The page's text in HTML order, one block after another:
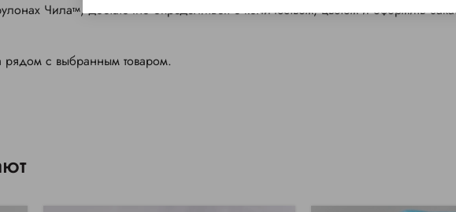
Чилатм, достаточно определиться с количеством, цветом и оформить
рядом с выбранным товаром.